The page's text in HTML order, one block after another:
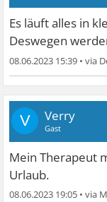
Es läuft alles in
Deswegen
08.06.2023 15:39 •
V Verry
Gast
Mein Therapeut
Urlaub.
08.06.2023 19:05 •